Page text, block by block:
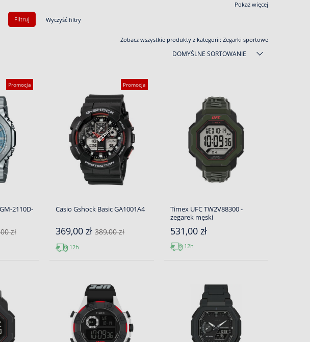
Pokaż więcej
Filtruj
Wyczyść filtry
Zobacz wszystkie produkty z kategorii: Zegarki sportowe
DOMYŚLNE SORTOWANIE
Promocja
2110D-
zł
Promocja
Casio Gshock Basic GA1001A4
369,00 zł389,00 zł
12h
Timex UFC TW2V88300 -
zegarek męski
531,00 zł
12h